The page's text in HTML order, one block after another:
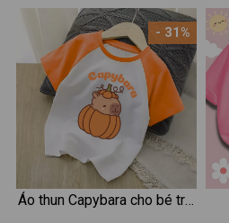
SB378
- 31%
Áo thun Capybara cho bé trai